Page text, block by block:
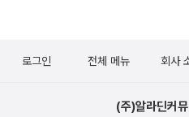
로그인 전체 메뉴 회사
(주)알라딘커